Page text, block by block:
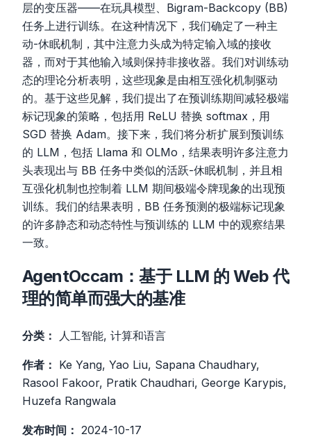
层的变压器——在玩具模型、Bigram-Backcopy (BB)
任务上进行训练。在这种情况下，我们确定了一种主
动-休眠机制，其中注意力头成为特定输入域的接收
器，而对于其他输入域则保持非接收器。我们对训练动
态的理论分析表明，这些现象是由相互强化机制驱动
的。基于这些见解，我们提出了在预训练期间减轻极端
标记现象的策略，包括用 ReLU 替换 softmax，用
SGD 替换 Adam。接下来，我们将分析扩展到预训练
的 LLM，包括 Llama 和 OLMo，结果表明许多注意力
头表现出与 BB 任务中类似的活跃-休眠机制，并且相
互强化机制也控制着 LLM 期间极端令牌现象的出现预
训练。我们的结果表明，BB 任务预测的极端标记现象
的许多静态和动态特性与预训练的 LLM 中的观察结果
一致。
AgentOccam：基于 LLM 的 Web 代
理的简单而强大的基准
分类： 人工智能, 计算和语言
作者： Ke Yang, Yao Liu, Sapana Chaudhary,
Rasool Fakoor, Pratik Chaudhari, George Karypis,
Huzefa Rangwala
发布时间： 2024-10-17